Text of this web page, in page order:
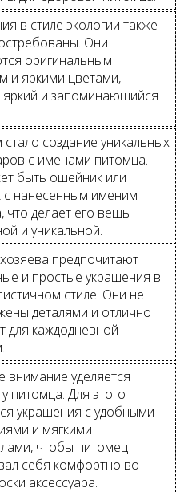
в стиле экологии также
Они
оригинальным
и яркими цветами,
яркий и запоминающийся
создание уникальных
с именами питомца.
быть ошейник или
с нанесенным именим
что делает его вещь
и уникальной.
предпочитают
и простые украшения в
стиле. Они не
деталями и отлично
для каждодневной
внимание уделяется
питомца. Для этого
украшения с удобными
и мягкими
чтобы питомец
себя комфортно во
аксессуара.